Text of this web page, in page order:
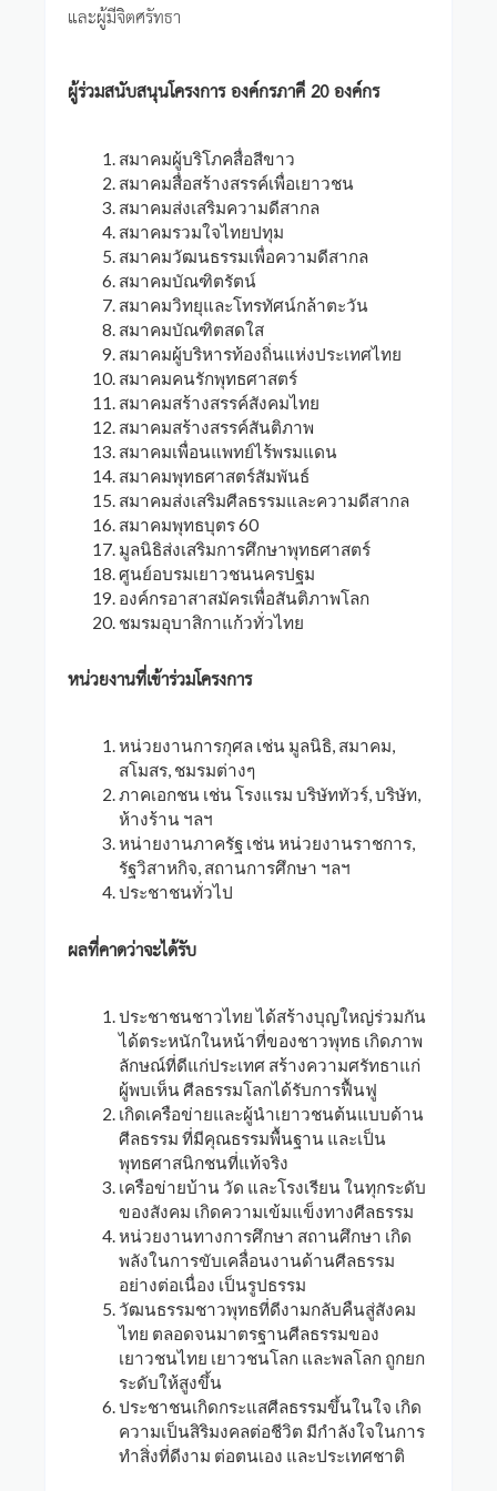
และผู้มีจิตศรัทธา
ผู้ร่วมสนับสนุนโครงการ องค์กรภาคี 20 องค์กร
สมาคมผู้บริโภคสื่อสีขาว
สมาคมสื่อสร้างสรรค์เพื่อเยาวชน
สมาคมส่งเสริมความดีสากล
สมาคมรวมใจไทยปทุม
สมาคมวัฒนธรรมเพื่อความดีสากล
สมาคมบัณฑิตรัตน์
สมาคมวิทยุและโทรทัศน์กล้าตะวัน
สมาคมบัณฑิตสดใส
สมาคมผู้บริหารท้องถิ่นแห่งประเทศไทย
สมาคมคนรักพุทธศาสตร์
สมาคมสร้างสรรค์สังคมไทย
สมาคมสร้างสรรค์สันติภาพ
สมาคมเพื่อนแพทย์ไร้พรมแดน
สมาคมพุทธศาสตร์สัมพันธ์
สมาคมส่งเสริมศีลธรรมและความดีสากล
สมาคมพุทธบุตร 60
มูลนิธิส่งเสริมการศึกษาพุทธศาสตร์
ศูนย์อบรมเยาวชนนครปฐม
องค์กรอาสาสมัครเพื่อสันติภาพโลก
ชมรมอุบาสิกาแก้วทั่วไทย
หน่วยงานที่เข้าร่วมโครงการ
หน่วยงานการกุศล เช่น มูลนิธิ, สมาคม,
สโมสร, ชมรมต่างๆ
ภาคเอกชน เช่น โรงแรม บริษัททัวร์, บริษัท,
ห้างร้าน ฯลฯ
หน่ายงานภาครัฐ เช่น หน่วยงานราชการ,
รัฐวิสาหกิจ, สถานการศึกษา ฯลฯ
ประชาชนทั่วไป
ผลที่คาดว่าจะได้รับ
ประชาชนชาวไทย ได้สร้างบุญใหญ่ร่วมกัน
ได้ตระหนักในหน้าที่ของชาวพุทธ เกิดภาพ
ลักษณ์ที่ดีแก่ประเทศ สร้างความศรัทธาแก่
ผู้พบเห็น ศีลธรรมโลกได้รับการฟื้นฟู
เกิดเครือข่ายและผู้นำเยาวชนต้นแบบด้าน
ศีลธรรม ที่มีคุณธรรมพื้นฐาน และเป็น
พุทธศาสนิกชนที่แท้จริง
เครือข่ายบ้าน วัด และโรงเรียน ในทุกระดับ
ของสังคม เกิดความเข้มแข็งทางศีลธรรม
หน่วยงานทางการศึกษา สถานศึกษา เกิด
พลังในการขับเคลื่อนงานด้านศีลธรรม
อย่างต่อเนื่อง เป็นรูปธรรม
วัฒนธรรมชาวพุทธที่ดีงามกลับคืนสู่สังคม
ไทย ตลอดจนมาตรฐานศีลธรรมของ
เยาวชนไทย เยาวชนโลก และพลโลก ถูกยก
ระดับให้สูงขึ้น
ประชาชนเกิดกระแสศีลธรรมขึ้นในใจ เกิด
ความเป็นสิริมงคลต่อชีวิต มีกำลังใจในการ
ทำสิ่งที่ดีงาม ต่อตนเอง และประเทศชาติ